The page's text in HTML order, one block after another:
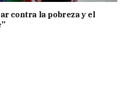
contra la pobreza y el